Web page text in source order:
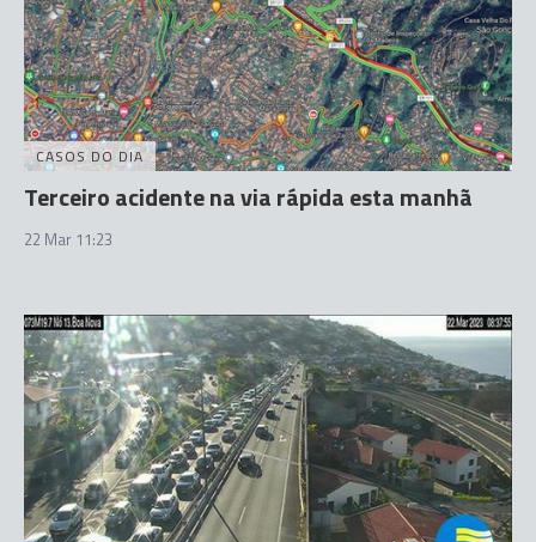
CASOS DO DIA
Terceiro acidente na via rápida esta manhã
22 Mar 11:23